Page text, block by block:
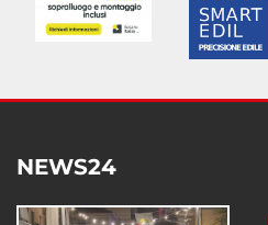
NEWS24